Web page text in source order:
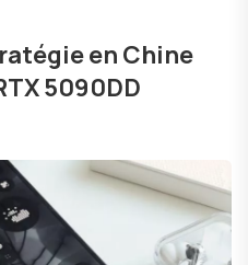
en Chine
5090DD